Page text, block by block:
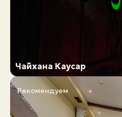
Чайхана Каусар
Рекомендуем